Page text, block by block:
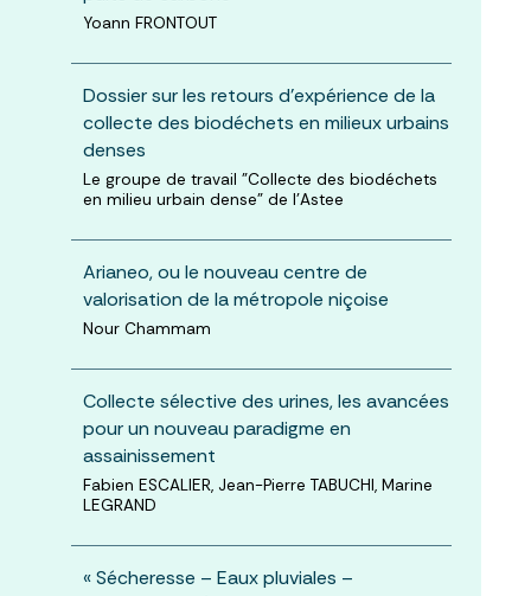
Yoann FRONTOUT
Dossier sur les retours d’expérience de la
collecte des biodéchets en milieux urbains
denses
Le groupe de travail "Collecte des biodéchets
en milieu urbain dense" de l'Astee
Arianeo, ou le nouveau centre de
valorisation de la métropole niçoise
Nour Chammam
Collecte sélective des urines, les avancées
pour un nouveau paradigme en
assainissement
Fabien ESCALIER, Jean-Pierre TABUCHI, Marine
LEGRAND
« Sécheresse – Eaux pluviales –